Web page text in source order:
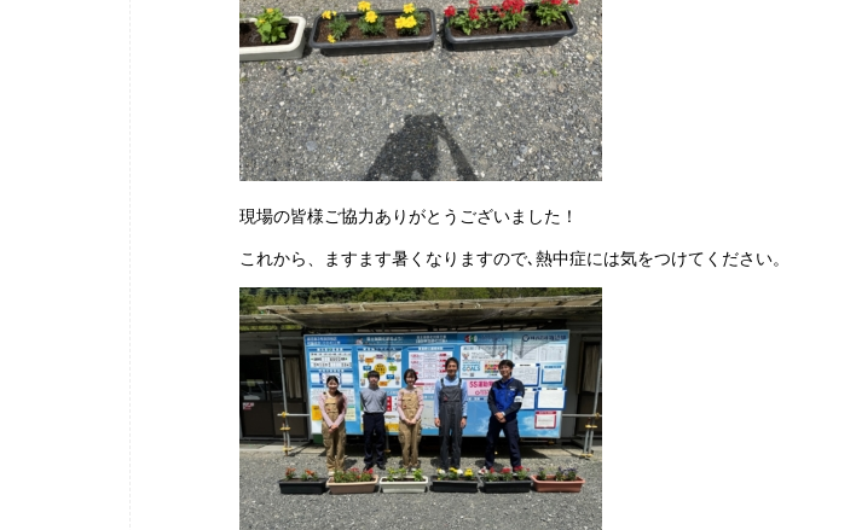
現場の皆様ご協力ありがとうございました！
これから、ますます暑くなりますので､熱中症には気をつけてください。